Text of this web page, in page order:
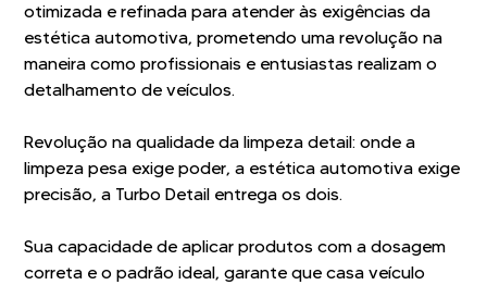
otimizada e refinada para atender às exigências da
estética automotiva, prometendo uma revolução na
maneira como profissionais e entusiastas realizam o
detalhamento de veículos.
Revolução na qualidade da limpeza detail: onde a
limpeza pesa exige poder, a estética automotiva exige
precisão, a Turbo Detail entrega os dois.
Sua capacidade de aplicar produtos com a dosagem
correta e o padrão ideal, garante que casa veículo